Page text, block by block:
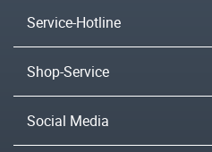
Service-Hotline
Shop-Service
Social Media